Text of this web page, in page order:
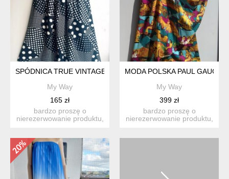
SPÓDNICA TRUE VINTAGE
My Way
165 zł
bardzo proszę o
nierezerwowanie produktu,
MODA POLSKA PAUL
My Way
399 zł
bardzo proszę o
nierezerwowanie produktu,